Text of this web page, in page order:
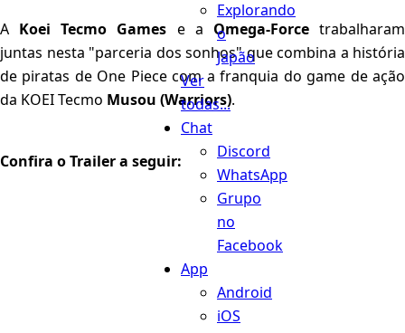
Explorando
o
Japão
Ver
todas...
Chat
Discord
WhatsApp
Grupo
no
Facebook
App
Android
iOS
A Koei Tecmo Games e a Omega-Forcetrabalharam
juntas nesta "parceria dos sonhos" que combina a história
de piratas de One Piece com a franquia do game de ação
da KOEI Tecmo Musou (Warriors).
Confira o Trailer a seguir: